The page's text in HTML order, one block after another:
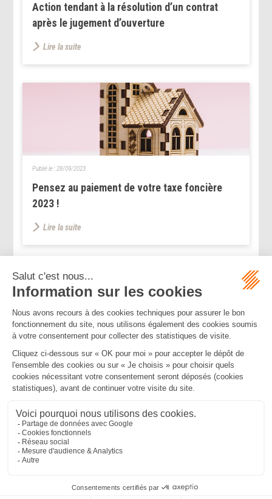
Action tendant à la résolution d’un contrat
après le jugement d’ouverture
Lire la suite
Pensez au paiement de votre taxe foncière
2023 !
Publié le : 28/09/2023
Lire la suite
<< < ... 181
>>
Mentions légalesPolitique de confidentialitéPolitique de cookies
Plan du site
MBA ET ASSOCIÉS
235 Rue Helene Boucher, 34170 CASTELNAU LE LEZ
Bureau secondaire à Cannes